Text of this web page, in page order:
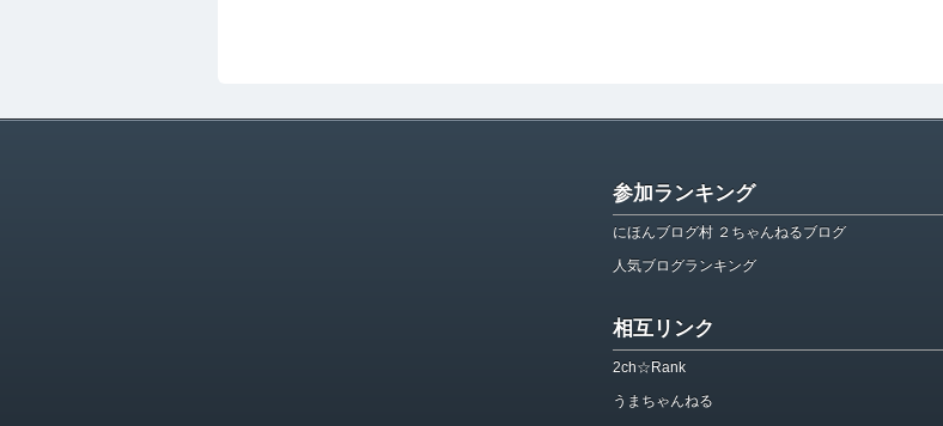
参加ランキング
にほんブログ村 ２ちゃんねるブログ
人気ブログランキング
相互リンク
2ch☆Rank
うまちゃんねる